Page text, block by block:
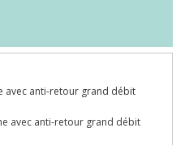
avec anti-retour grand débit
avec anti-retour grand débit